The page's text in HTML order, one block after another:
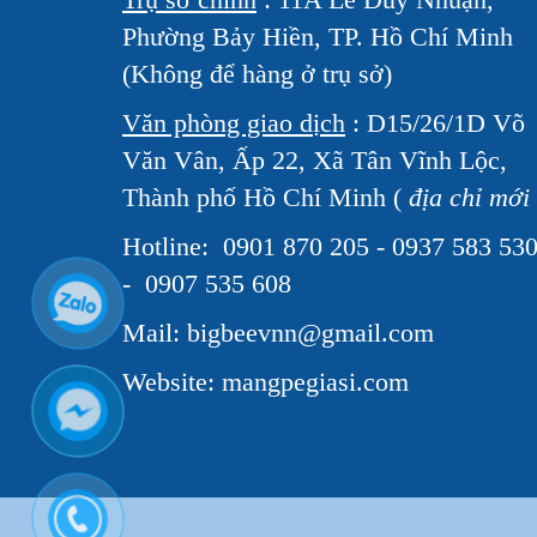
Phường Bảy Hiền, TP. Hồ Chí Minh
(Không để hàng ở trụ sở)
Văn phòng giao dịch : D15/26/1D Võ
Văn Vân, Ấp 22, Xã Tân Vĩnh Lộc,
Thành phố Hồ Chí Minh ( địa chỉ mới
Hotline: 0901 870 205 - 0937 583 530
- 0907 535 608
Mail: bigbeevnn@gmail.com
Website: mangpegiasi.com